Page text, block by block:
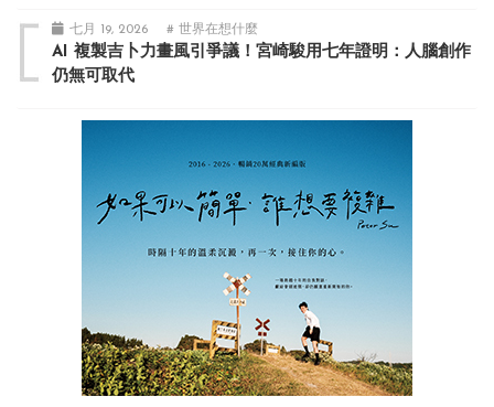
七月 19, 2026 # 世界在想什麼
AI 複製吉卜力畫風引爭議！宮崎駿用七年證明：人腦創作
仍無可取代